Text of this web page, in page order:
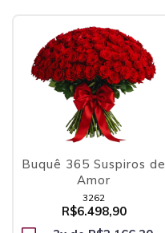
Buquê 365 Suspiros de
Amor
3262
R$6.498,90